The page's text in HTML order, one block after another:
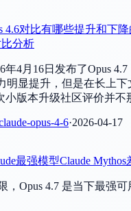
5
解
4.6对比有哪些提升和下
比分析
年4月16日发布了Opus
明显提升，但是在长上
小版本升级社区评价并不
opus-4-6·2026-04-17
最强模型Claude Mythos
，Opus 4.7 是当下最强